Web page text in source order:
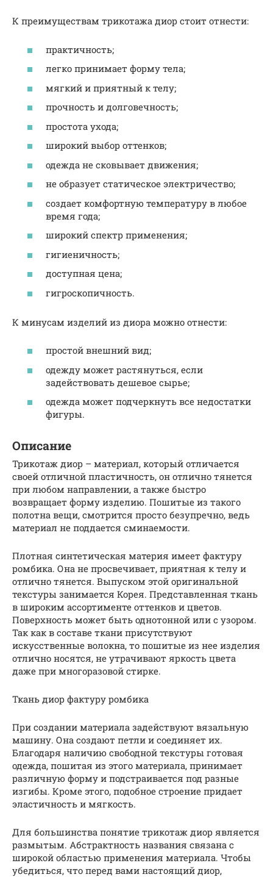
К преимуществам трикотажа диор стоит отнести:
практичность;
легко принимает форму тела;
мягкий и приятный к телу;
прочность и долговечность;
простота ухода;
широкий выбор оттенков;
одежда не сковывает движения;
не образует статическое электричество;
создает комфортную температуру в любое
время года;
широкий спектр применения;
гигиеничность;
доступная цена;
гигроскопичность.
К минусам изделий из диора можно отнести:
простой внешний вид;
одежду может растянуться, если
задействовать дешевое сырье;
одежда может подчеркнуть все недостатки
фигуры.
Описание
Трикотаж диор – материал, который отличается
своей отличной пластичность, он отлично тянется
при любом направлении, а также быстро
возвращает форму изделию. Пошитые из такого
полотна вещи, смотрится просто безупречно, ведь
материал не поддается сминаемости.
Плотная синтетическая материя имеет фактуру
ромбика. Она не просвечивает, приятная к телу и
отлично тянется. Выпуском этой оригинальной
текстуры занимается Корея. Представленная ткань
в широким ассортименте оттенков и цветов.
Поверхность может быть однотонной или с узором.
Так как в составе ткани присутствуют
искусственные волокна, то пошитые из нее изделия
отлично носятся, не утрачивают яркость цвета
даже при многоразовой стирке.
Ткань диор фактуру ромбика
При создании материала задействуют вязальную
машину. Она создают петли и соединяет их.
Благодаря наличию свободной текстуры готовая
одежда, пошитая из этого материала, принимает
различную форму и подстраивается под разные
изгибы. Кроме этого, подобное строение придает
эластичность и мягкость.
Для большинства понятие трикотаж диор является
размытым. Абстрактность названия связана с
широкой областью применения материала. Чтобы
убедиться, что перед вами настоящий диор,